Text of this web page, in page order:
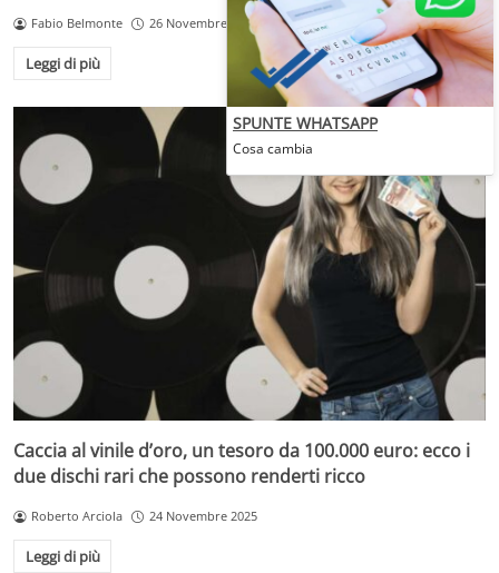
Fabio Belmonte 26 Novembre 2025
Leggi di più
Caccia al vinile d’oro, un tesoro da 100.000 euro: ecco i
due dischi rari che possono renderti ricco
Roberto Arciola 24 Novembre 2025
Leggi di più
SPUNTE WHATSAPP
Cosa cambia